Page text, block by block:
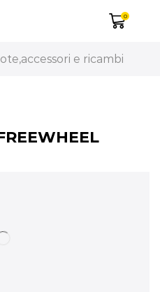
0
e ricambi